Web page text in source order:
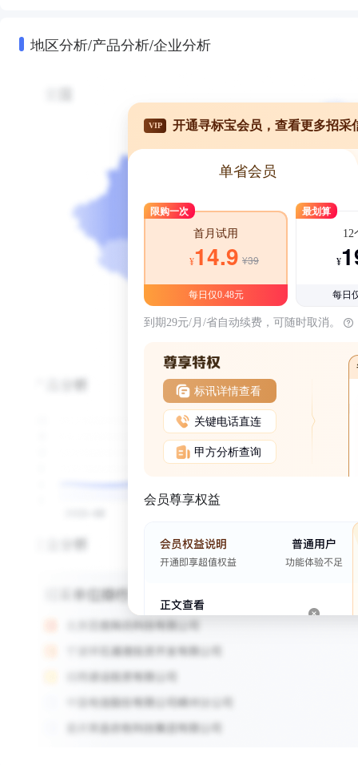
地区分析/产品分析/企业分析
VIP 开通寻标宝会员，查看更多招采
单省会员
限购一次
首月试用
¥14.9 ¥39
每日仅0.48元
最划算
12
¥
每日
到期29元/月/省自动续费，可随时取消。
标讯详情查看
关键电话直连
甲方分析查询
会员尊享权益